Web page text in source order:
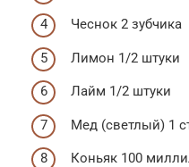
Чеснок 2 зубчика
Лимон 1/2 штуки
Лайм 1/2 штуки
Мед (светлый) 1
Коньяк 100